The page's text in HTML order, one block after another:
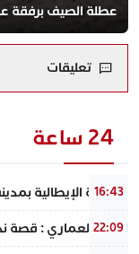
عطلة الصيف برفقة
تعليقات
24 ساعة
16:43
الشرطة الإيطالية
22:09
ياسين العماري : قصة